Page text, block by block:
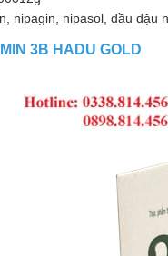
nipagin, nipasol, dầu đậu
3B HADU GOLD